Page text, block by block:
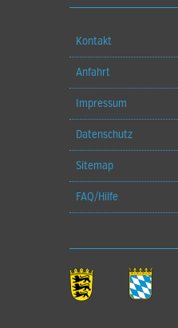
Kontakt
Anfahrt
Impressum
Datenschutz
Sitemap
FAQ/Hilfe